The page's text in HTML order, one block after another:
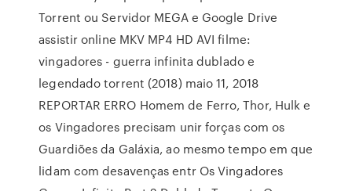
Torrent ou Servidor MEGA e Google Drive
assistir online MKV MP4 HD AVI filme:
vingadores - guerra infinita dublado e
legendado torrent (2018) maio 11, 2018
REPORTAR ERRO Homem de Ferro, Thor, Hulk e
os Vingadores precisam unir forças com os
Guardiões da Galáxia, ao mesmo tempo em que
lidam com desavenças entr Os Vingadores